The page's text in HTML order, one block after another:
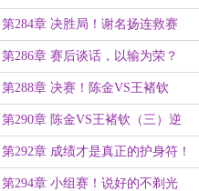
该也能夺冠……吧？
第284章 决胜局！谢名扬连救赛
点！
第286章 赛后谈话，以输为荣？
第288章 决赛！陈金VS王褚钦
（一）放海！
第290章 陈金VS王褚钦（三）逆
转！
第292章 成绩才是真正的护身符！
第294章 小组赛！说好的不剃光